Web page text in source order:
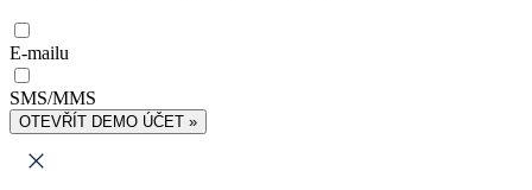
E-mailu
SMS/MMS
OTEVŘÍT DEMO ÚČET »